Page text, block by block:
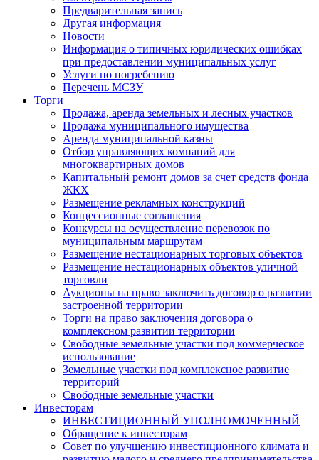
Предварительная запись
Другая информация
Новости
Информация о типичных юридических ошибках
при предоставлении муниципальных услуг
Услуги по погребению
Перечень МСЗУ
Торги
Продажа, аренда земельных и лесных участков
Продажа муниципального имущества
Аренда муниципальной казны
Отбор управляющих компаний для
многоквартирных домов
Капитальный ремонт домов за счет средств фонда
ЖКХ
Размещение рекламных конструкций
Концессионные соглашения
Конкурсы на осуществление перевозок по
муниципальным маршрутам
Размещение нестационарных торговых объектов
Размещение нестационарных объектов уличной
торговли
Аукционы на право заключить договор о развитии
застроенной территории
Торги на право заключения договора о
комплексном развитии территории
Свободные земельные участки под коммерческое
использование
Земельные участки под комплексное развитие
территорий
Свободные земельные участки
Инвесторам
ИНВЕСТИЦИОННЫЙ УПОЛНОМОЧЕННЫЙ
Обращение к инвесторам
Совет по улучшению инвестиционного климата и